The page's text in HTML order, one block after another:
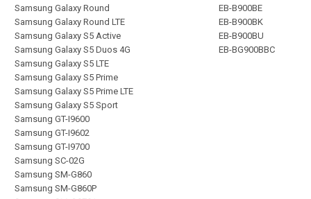
Samsung Galaxy Round
Samsung Galaxy Round LTE
Samsung Galaxy S5 Active
Samsung Galaxy S5 Duos 4G
Samsung Galaxy S5 LTE
Samsung Galaxy S5 Prime
Samsung Galaxy S5 Prime LTE
Samsung Galaxy S5 Sport
Samsung GT-I9600
Samsung GT-I9602
Samsung GT-I9700
Samsung SC-02G
Samsung SM-G860
Samsung SM-G860P
EB-B900BE
EB-B900BK
EB-B900BU
EB-BG900BBC